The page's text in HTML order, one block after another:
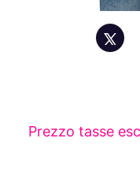
Prezzo tasse